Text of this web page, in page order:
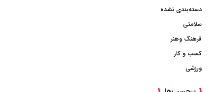
دسته‌بندی نشده
سلامتی
فرهنگ وهنر
کسب و کار
ورزشی